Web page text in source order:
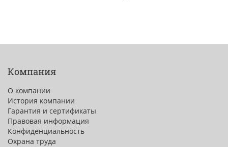
Компания
О компании
История компании
Гарантия и сертификаты
Правовая информация
Конфиденциальность
Охрана труда